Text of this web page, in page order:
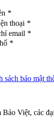
*
thoại *
email *
*
sách bảo mật
Việt, các